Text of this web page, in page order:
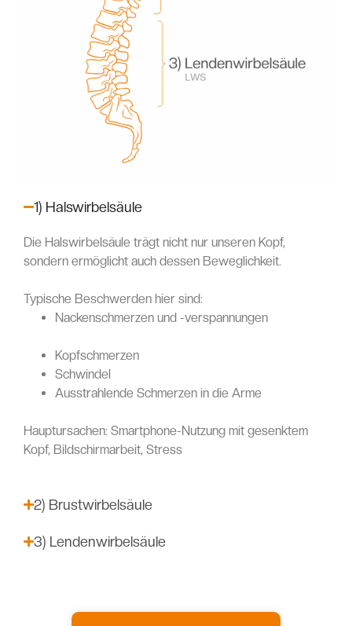
1) Halswirbelsäule
Die Halswirbelsäule trägt nicht nur unseren Kopf,
sondern ermöglicht auch dessen Beweglichkeit.
Typische Beschwerden hier sind:
Nackenschmerzen und -verspannungen
Kopfschmerzen
Schwindel
Ausstrahlende Schmerzen in die Arme
Hauptursachen: Smartphone-Nutzung mit gesenktem
Kopf, Bildschirmarbeit, Stress
2) Brustwirbelsäule
3) Lendenwirbelsäule